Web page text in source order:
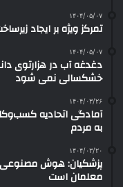
۱۴۰۴/۰۵/۰۷
تمرکز ویژه بر ایجاد
۱۴۰۴/۰۵/۰۷
دغدغه آب در هزارتوی
خشکسالی نمی شود
۱۴۰۴/۰۳/۲۶
آمادگی اتحادیه
به مردم
۱۴۰۴/۰۳/۲۰
پزشکیان: هوش مصنوعی
معلمان است